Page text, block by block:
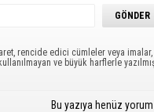
rencide edici cümleler veya
ve büyük harflerle
Bu yazıya henüz